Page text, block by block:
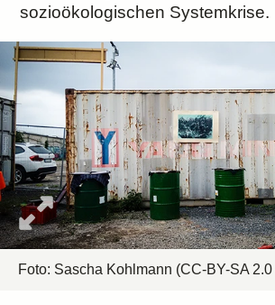
sozioökologischen Systemkrise.
Foto: Sascha Kohlmann (CC-BY-SA